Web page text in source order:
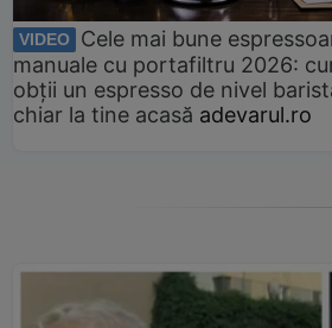
VIDEO
Cele mai bune
manuale cu portafiltru 2026:
obții un espresso de nivel
chiar la tine acasă adevarul.ro